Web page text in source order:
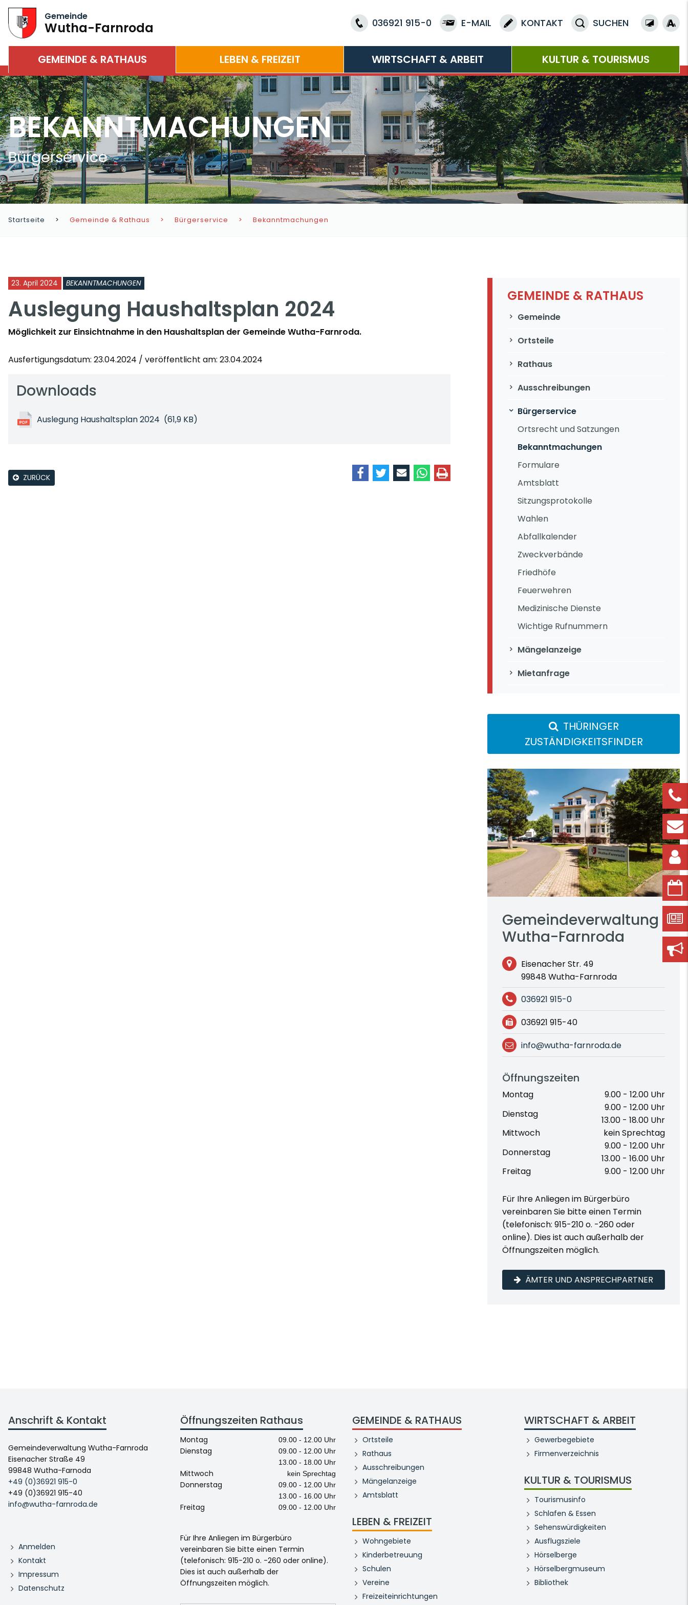
Gemeinde
Wutha-Farnroda 036921 915-0 E-MAIL KONTAKT SUCHEN
GEMEINDE & RATHAUS LEBEN & FREIZEIT WIRTSCHAFT & ARBEIT KULTUR & TOURISMUS
BEKANNTMACHUNGEN
Bürgerservice
Startseite Gemeinde & Rathaus Bürgerservice Bekanntmachungen
23. April 2024 BEKANNTMACHUNGEN
Auslegung Haushaltsplan 2024
Möglichkeit zur Einsichtnahme in den Haushaltsplan der Gemeinde Wutha-Farnroda.
Ausfertigungsdatum: 23.04.2024 / veröffentlicht am: 23.04.2024
Downloads
Auslegung Haushaltsplan 2024 (61,9 KB)
ZURÜCK
GEMEINDE & RATHAUS
Navigation überspringen
Gemeinde
Ortsteile
Rathaus
Ausschreibungen
Bürgerservice
Ortsrecht und Satzungen
Bekanntmachungen
Formulare
Amtsblatt
Sitzungsprotokolle
Wahlen
Abfallkalender
Zweckverbände
Friedhöfe
Feuerwehren
Medizinische Dienste
Wichtige Rufnummern
Mängelanzeige
Mietanfrage
THÜRINGER
ZUSTÄNDIGKEITSFINDER
Gemeindeverwaltung
Wutha-Farnroda
Eisenacher Str. 49
99848 Wutha-Farnroda
036921 915-0
036921 915-40
info@wutha-farnroda.de
Öffnungszeiten
Montag
9.00 - 12.00 Uhr
Dienstag
9.00 - 12.00 Uhr
13.00 - 18.00 Uhr
Mittwoch
kein Sprechtag
Donnerstag
9.00 - 12.00 Uhr
13.00 - 16.00 Uhr
Freitag
9.00 - 12.00 Uhr
Für Ihre Anliegen im Bürgerbüro
vereinbaren Sie bitte einen Termin
(telefonisch: 915-210 o. -260 oder
online). Dies ist auch außerhalb der
Öffnungszeiten möglich.
ÄMTER UND ANSPRECHPARTNER
Anschrift & Kontakt
Gemeindeverwaltung Wutha-Farnroda
Eisenacher Straße 49
99848 Wutha-Farnoda
+49 (0)36921 915-0
+49 (0)36921 915-40
info@wutha-farnroda.de
Anmelden
Kontakt
Impressum
Datenschutz
Öffnungszeiten Rathaus
Montag 09.00 - 12.00 Uhr
Dienstag
09.00 - 12.00 Uhr
13.00 - 18.00 Uhr
Mittwoch kein Sprechtag
Donnerstag
09.00 - 12.00 Uhr
13.00 - 16.00 Uhr
Freitag 09.00 - 12.00 Uhr
Für Ihre Anliegen im Bürgerbüro
vereinbaren Sie bitte einen Termin
(telefonisch: 915-210 o. -260 oder online).
Dies ist auch außerhalb der
Öffnungszeiten möglich.
GEMEINDE & RATHAUS
Ortsteile
Rathaus
Ausschreibungen
Mängelanzeige
Amtsblatt
LEBEN & FREIZEIT
Wohngebiete
Kinderbetreuung
Schulen
Vereine
Freizeiteinrichtungen
WIRTSCHAFT & ARBEIT
Gewerbegebiete
Firmenverzeichnis
KULTUR & TOURISMUS
Tourismusinfo
Schlafen & Essen
Sehenswürdigkeiten
Ausflugsziele
Hörselberge
Hörselbergmuseum
Bibliothek